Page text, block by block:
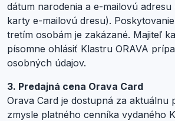
dátum narodenia a e-mailovú adresu
karty e-mailovú dresu).
tretím osobám je zakázané. Majiteľ
písomne ohlásiť Klastru ORAVA
osobných údajov.
3. Predajná cena Orava Card
Orava Card je dostupná za aktuálnu
zmysle platného cenníka vydaného